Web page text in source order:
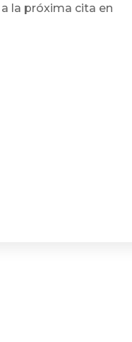
la próxima cita en